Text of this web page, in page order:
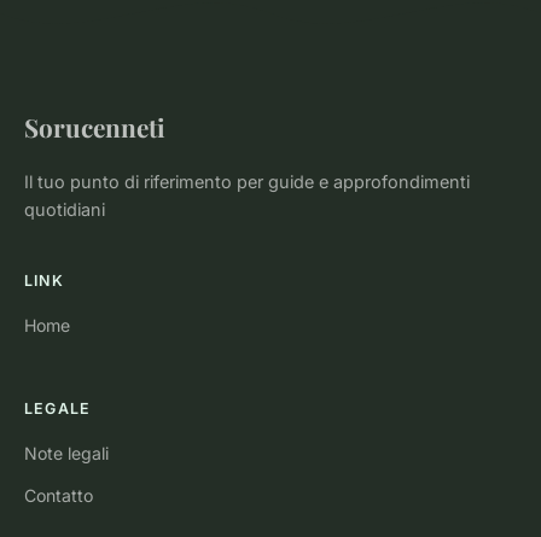
Sorucenneti
Il tuo punto di riferimento per guide e approfondimenti
quotidiani
LINK
Home
LEGALE
Note legali
Contatto